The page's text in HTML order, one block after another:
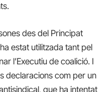
des del Principat
estat utilitzada tant pel
l’Executiu de coalició. I
declaracions com per un
que ha intentat